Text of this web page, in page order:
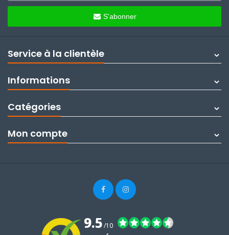
S'abonner
Service à la clientèle
Informations
Catégories
Mon compte
9.5/10